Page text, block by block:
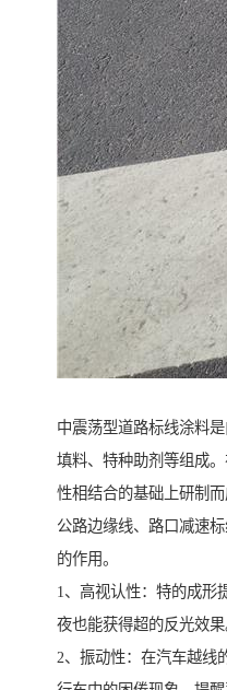
中震荡型道路标线涂料
填料、特种助剂等组成
性相结合的基础上研制
公路边缘线、路口减速
的作用。
1、高视认性：特的成形
夜也能获得超的反光效果
2、振动性：在汽车越线